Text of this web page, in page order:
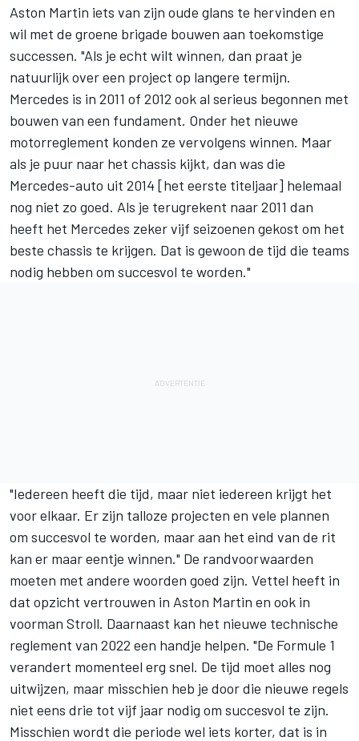
Aston Martin iets van zijn oude glans te hervinden en
wil met de groene brigade bouwen aan toekomstige
successen. "Als je echt wilt winnen, dan praat je
natuurlijk over een project op langere termijn.
Mercedes is in 2011 of 2012 ook al serieus begonnen met
bouwen van een fundament. Onder het nieuwe
motorreglement konden ze vervolgens winnen. Maar
als je puur naar het chassis kijkt, dan was die
Mercedes-auto uit 2014 [het eerste titeljaar] helemaal
nog niet zo goed. Als je terugrekent naar 2011 dan
heeft het Mercedes zeker vijf seizoenen gekost om het
beste chassis te krijgen. Dat is gewoon de tijd die teams
nodig hebben om succesvol te worden."
"Iedereen heeft die tijd, maar niet iedereen krijgt het
voor elkaar. Er zijn talloze projecten en vele plannen
om succesvol te worden, maar aan het eind van de rit
kan er maar eentje winnen." De randvoorwaarden
moeten met andere woorden goed zijn. Vettel heeft in
dat opzicht vertrouwen in Aston Martin en ook in
voorman Stroll. Daarnaast kan het nieuwe technische
reglement van 2022 een handje helpen. "De Formule 1
verandert momenteel erg snel. De tijd moet alles nog
uitwijzen, maar misschien heb je door die nieuwe regels
niet eens drie tot vijf jaar nodig om succesvol te zijn.
Misschien wordt die periode wel iets korter, dat is in